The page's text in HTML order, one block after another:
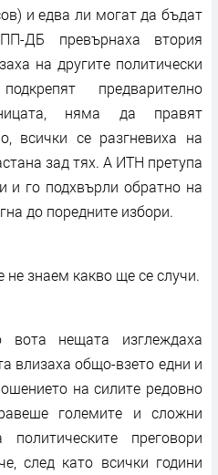
и едва ли могат да бъдат
ДБ превърнаха втория
на другите политически
предварително
няма да правят
всички се разгневиха на
зад тях. А ИТН претупа
и го подхвърли обратно на
до поредните избори.
не знаем какво ще се случи.
вота нещата изглеждаха
влизаха общо-взето едни и
на силите редовно
големите и сложни
преговори
след като всички години